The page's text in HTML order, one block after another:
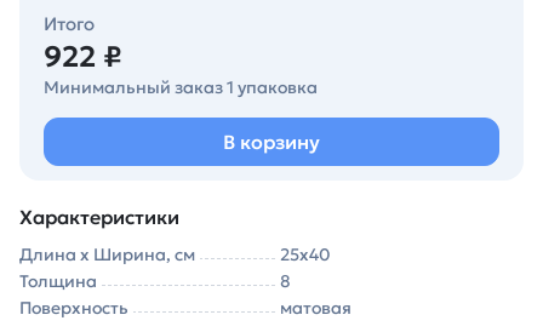
Итого
922 ₽
Минимальный заказ 1 упаковка
В корзину
Характеристики
Длина х Ширина, см
25х40
Толщина
8
Поверхность
матовая